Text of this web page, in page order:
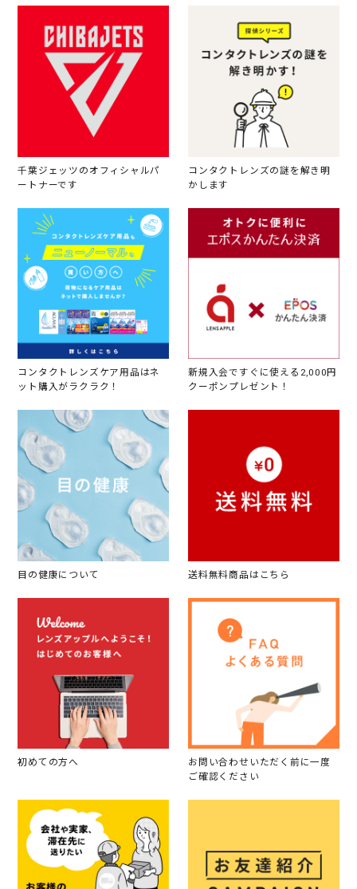
千葉ジェッツのオフィシャルパ
ートナーです
コンタクトレンズの謎を解き明
かします
コンタクトレンズケア用品はネ
ット購入がラクラク！
新規入会ですぐに使える2,000円
クーポンプレゼント！
目の健康について 送料無料商品はこちら
初めての方へ
お問い合わせいただく前に一度
ご確認ください